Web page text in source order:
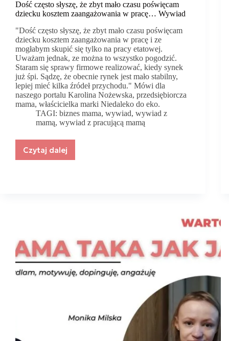
Dość często słyszę, że zbyt mało czasu poświęcam
dziecku kosztem zaangażowania w pracę… Wywiad
"Dość często słyszę, że zbyt mało czasu poświęcam
dziecku kosztem zaangażowania w pracę i ze
mogłabym skupić się tylko na pracy etatowej.
Uważam jednak, ze można to wszystko pogodzić.
Staram się sprawy firmowe realizować, kiedy synek
już śpi. Sądzę, że obecnie rynek jest mało stabilny,
lepiej mieć kilka źródeł przychodu." Mówi dla
naszego portalu Karolina Nożewska, przedsiębiorcza
mama, właścicielka marki Niedaleko do eko.
TAGI: biznes mama,wywiad,wywiad z
mamą, wywiad z pracującą mamą
Czytaj dalej
Dość
kosztem
zaangażowania
w
pracę…
Wywiad